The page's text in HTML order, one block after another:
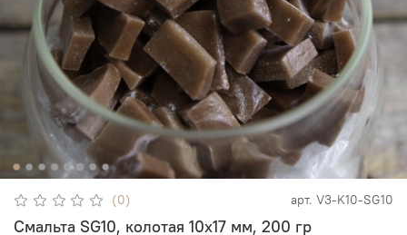
(0) арт. V3-K10-SG10
Смальта SG10, колотая 10х17 мм, 200 гр